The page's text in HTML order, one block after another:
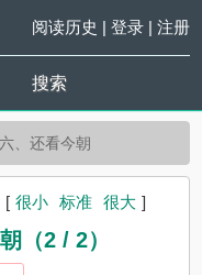
阅读历史 | 登录| 注册
搜索
、还看今朝
[ 很小 标准 很大 ]
（2 / 2）